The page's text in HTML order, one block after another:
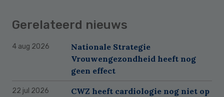
Gerelateerd nieuws
4 aug 2026
Nationale Strategie
Vrouwengezondheid heeft nog
geen effect
22 jul 2026
CWZ heeft cardiologie nog niet op